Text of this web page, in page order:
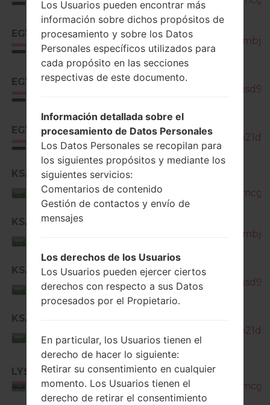
EGY
Egypt
SM-
EGY
SM-
EGY
Egypt
SM-
KSA
Saudi
Arabia
SM-
KSA
KSA
Saudi
Arabia
SM-
KSA
Arabia
SM-
LYS
Libya
SM-
Los Usuarios pueden encontrar más
información sobre dichos propósitos de
procesamiento y sobre los Datos
Personales específicos utilizados para
cada propósito en las secciones
respectivas de este documento.
Información detallada sobre el
procesamiento de Datos Personales
Los Datos Personales se recopilan para
los siguientes propósitos y mediante los
siguientes servicios:
Comentarios de contenido
Gestión de contactos y envío de
mensajes
Los derechos de los Usuarios
Los Usuarios pueden ejercer ciertos
derechos con respecto a sus Datos
procesados por el Propietario.
En particular, los Usuarios tienen el
derecho de hacer lo siguiente:
Retirar su consentimiento en cualquier
momento. Los Usuarios tienen el
derecho de retirar el consentimiento